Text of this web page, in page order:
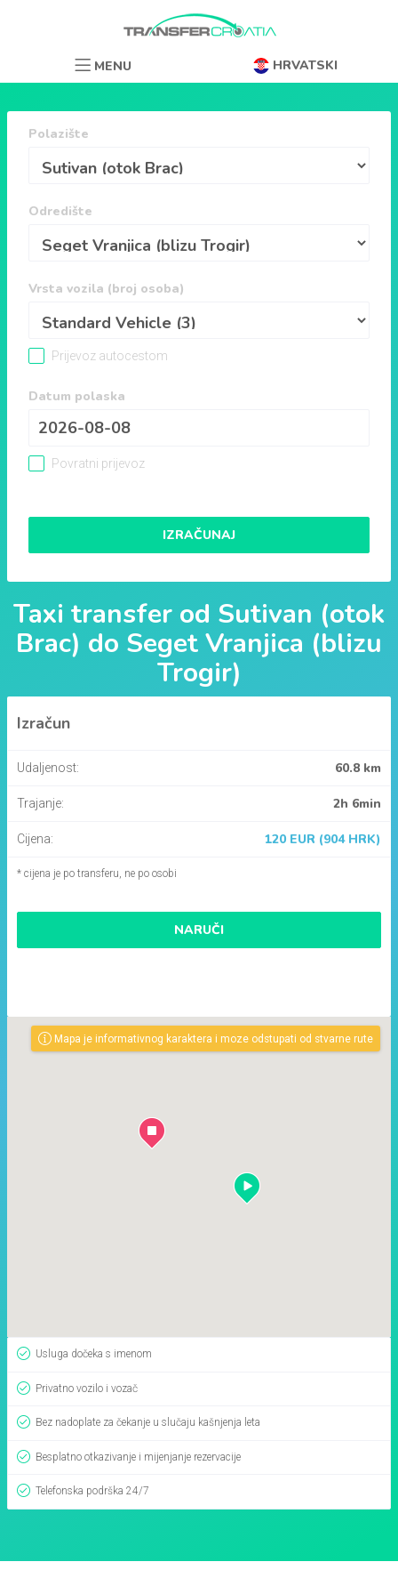
HRVATSKI
MENU
Polazište
Odredište
Vrsta vozila (broj osoba)
Prijevoz autocestom
Datum polaska
Povratni prijevoz
IZRAČUNAJ
Taxi transfer od Sutivan (otok
Brac) do Seget Vranjica (blizu
Trogir)
Izračun
Udaljenost: 60.8 km
Trajanje: 2h 6min
Cijena: 120 EUR (904 HRK)
* cijena je po transferu, ne po osobi
NARUČI
Mapa je informativnog karaktera i moze odstupati od stvarne rute
Usluga dočeka s imenom
Privatno vozilo i vozač
Bez nadoplate za čekanje u slučaju kašnjenja leta
Besplatno otkazivanje i mijenjanje rezervacije
Telefonska podrška 24/7